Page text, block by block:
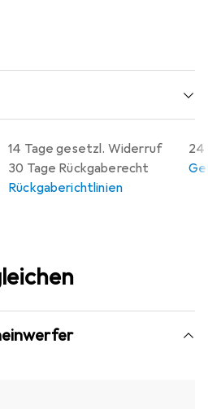
14 Tage gesetzl. Widerruf
30 Tage Rückgaberecht
Rückgaberichtlinien
24